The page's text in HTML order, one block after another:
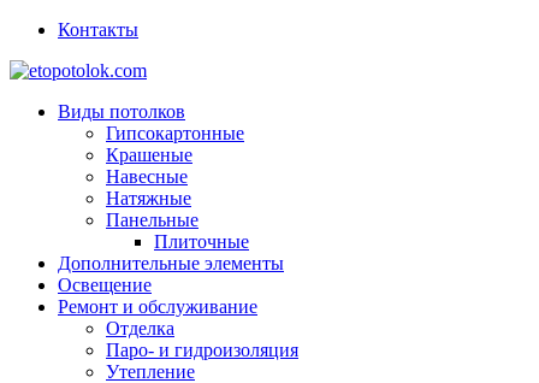
Контакты
Виды потолков
Гипсокартонные
Крашеные
Навесные
Натяжные
Панельные
Плиточные
Дополнительные элементы
Освещение
Ремонт и обслуживание
Отделка
Паро- и гидроизоляция
Утепление